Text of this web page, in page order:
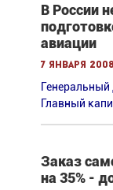
В России
авиации
7 января 2008
Генеральный
Главный
Заказ
на 35% -